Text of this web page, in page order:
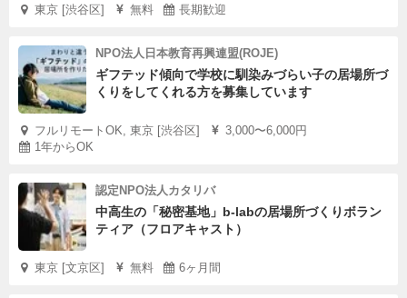
東京 [渋谷区] 無料 長期歓迎
NPO法人日本教育再興連盟(ROJE)
ギフテッド傾向で学校に馴染みづらい子の居場所づ
くりをしてくれる方を募集しています
フルリモートOK, 東京 [渋谷区]
3,000〜6,000円
1年からOK
認定NPO法人カタリバ
中高生の「秘密基地」b-labの居場所づくりボラン
ティア（フロアキャスト）
東京 [文京区] 無料 6ヶ月間